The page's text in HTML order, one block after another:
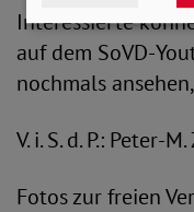
Interessierte
auf dem SoVD-
nochmals
V. i. S. d. P.: Peter-
Fotos zur freien